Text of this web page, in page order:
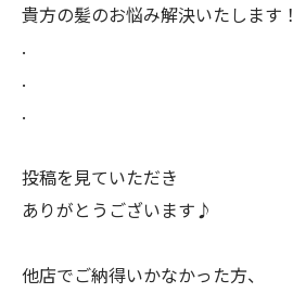
貴方の髪のお悩み解決いたします！
.
.
.
投稿を見ていただき
ありがとうございます♪
他店でご納得いかなかった方、